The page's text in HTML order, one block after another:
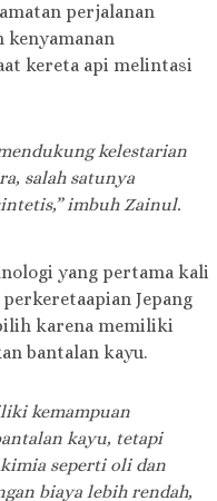
perjalanan
kenyamanan
kereta api melintasi
kelestarian
salah satunya
imbuh Zainul.
yang pertama kali
Jepang
karena memiliki
bantalan kayu.
kemampuan
kayu, tetapi
seperti oli dan
biaya lebih rendah,